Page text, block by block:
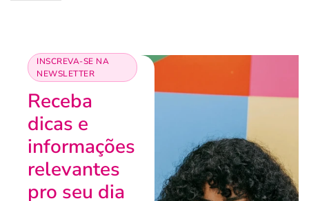
INSCREVA-SE NA
NEWSLETTER
Receba
dicas e
informações
relevantes
pro seu dia